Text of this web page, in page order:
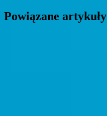
Powiązane artykuły